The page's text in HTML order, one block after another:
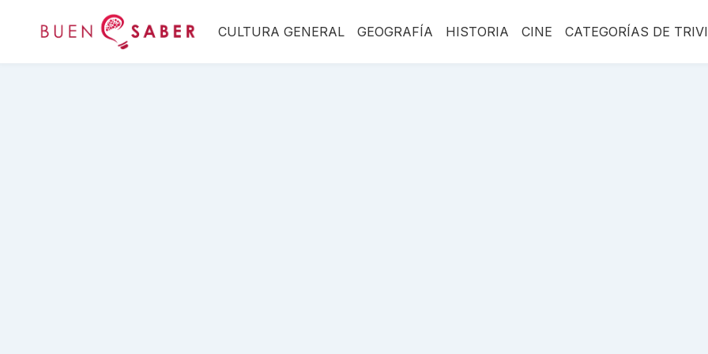
CULTURA GENERAL GEOGRAFÍA HISTORIA CINE CATEGORÍAS DE